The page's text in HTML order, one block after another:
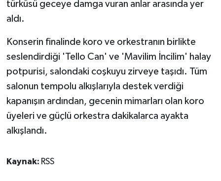
türküsü geceye damga vuran anlar arasında yer
aldı.
Konserin finalinde koro ve orkestranın birlikte
seslendirdiği 'Tello Can' ve 'Mavilim İncilim' halay
potpurisi, salondaki coşkuyu zirveye taşıdı. Tüm
salonun tempolu alkışlarıyla destek verdiği
kapanışın ardından, gecenin mimarları olan koro
üyeleri ve güçlü orkestra dakikalarca ayakta
alkışlandı.
Kaynak: RSS